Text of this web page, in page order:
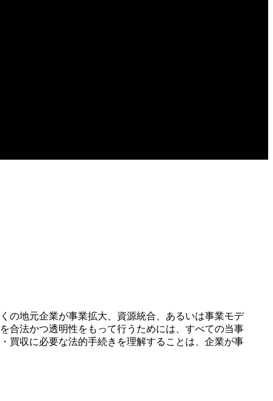
の地元企業が事業拡大、資源統合、あるいは事業モデ
合法かつ透明性をもって行うためには、すべての当事
買収に必要な法的手続きを理解することは、企業が事